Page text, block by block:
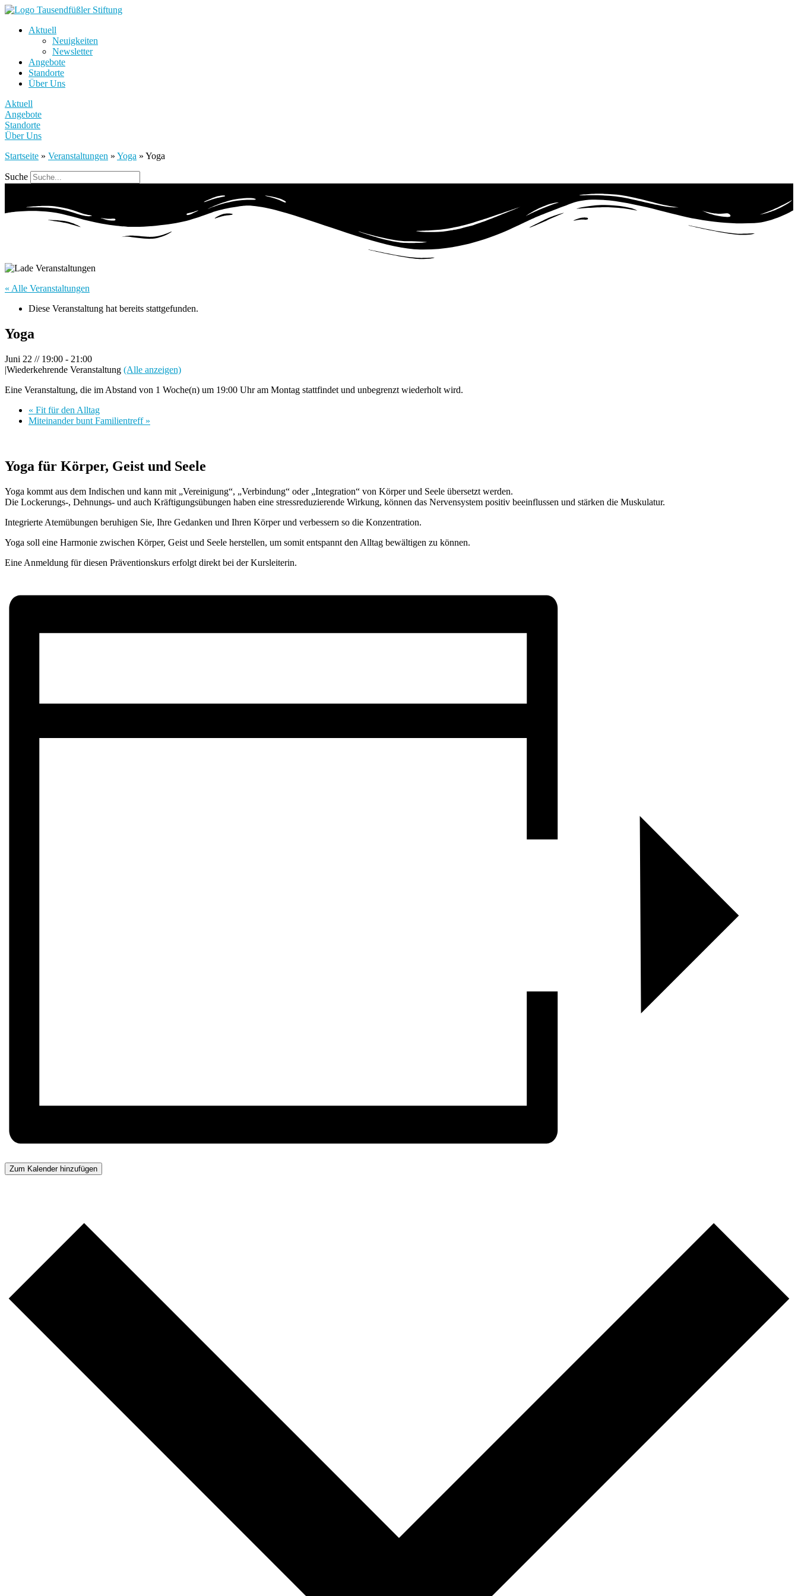
Aktuell
Neuigkeiten
Newsletter
Angebote
Standorte
Über Uns
Aktuell
Angebote
Standorte
Über Uns
Startseite » Veranstaltungen » Yoga » Yoga
Suche
« Alle Veranstaltungen
Diese Veranstaltung hat bereits stattgefunden.
Yoga
Juni 22 // 19:00 - 21:00
|Wiederkehrende Veranstaltung (Alle anzeigen)
Eine Veranstaltung, die im Abstand von 1 Woche(n) um 19:00 Uhr am Montag stattfindet und unbegrenzt wiederholt wird.
« Fit für den Alltag
Miteinander bunt Familientreff »
Yoga für Körper, Geist und Seele
Yoga kommt aus dem Indischen und kann mit „Vereinigung“, „Verbindung“ oder „Integration“ von Körper und Seele übersetzt werden.
Die Lockerungs-, Dehnungs- und auch Kräftigungsübungen haben eine stressreduzierende Wirkung, können das Nervensystem positiv beeinflussen und stärken die Muskulatur.
Integrierte Atemübungen beruhigen Sie, Ihre Gedanken und Ihren Körper und verbessern so die Konzentration.
Yoga soll eine Harmonie zwischen Körper, Geist und Seele herstellen, um somit entspannt den Alltag bewältigen zu können.
Eine Anmeldung für diesen Präventionskurs erfolgt direkt bei der Kursleiterin.
Zum Kalender hinzufügen